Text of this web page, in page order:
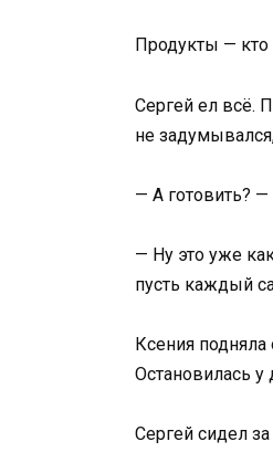
Продукты — кто
Сергей ел всё.
не
— А готовить? —
— Ну это уже
пусть каждый
Ксения
Остановилась у
Сергей сидел